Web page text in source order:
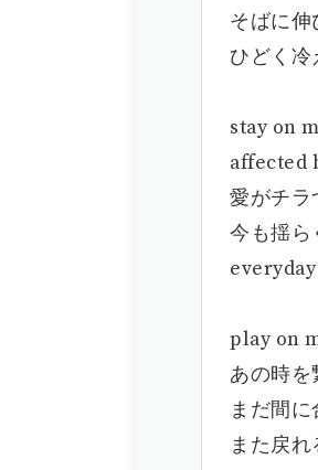
そばに伸
ひどく冷
stay on
affected
愛がチラ
今も揺ら
everyday
play on
あの時を
まだ間に
また戻